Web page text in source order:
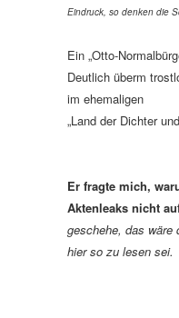
Eindruck, so denken die
Ein „Otto-
Deutlich überm
im ehemaligen
„Land der Dichter
Er fragte mich,
Aktenleaks nicht
geschehe, das wäre
hier so zu lesen sei.